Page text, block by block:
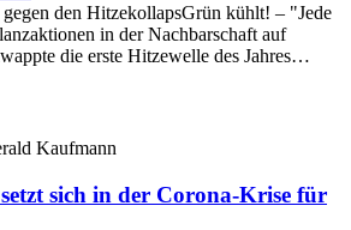
den HitzekollapsGrün kühlt! – "Jede
in der Nachbarschaft auf
die erste Hitzewelle des Jahres…
Kaufmann
sich in der Corona-Krise für